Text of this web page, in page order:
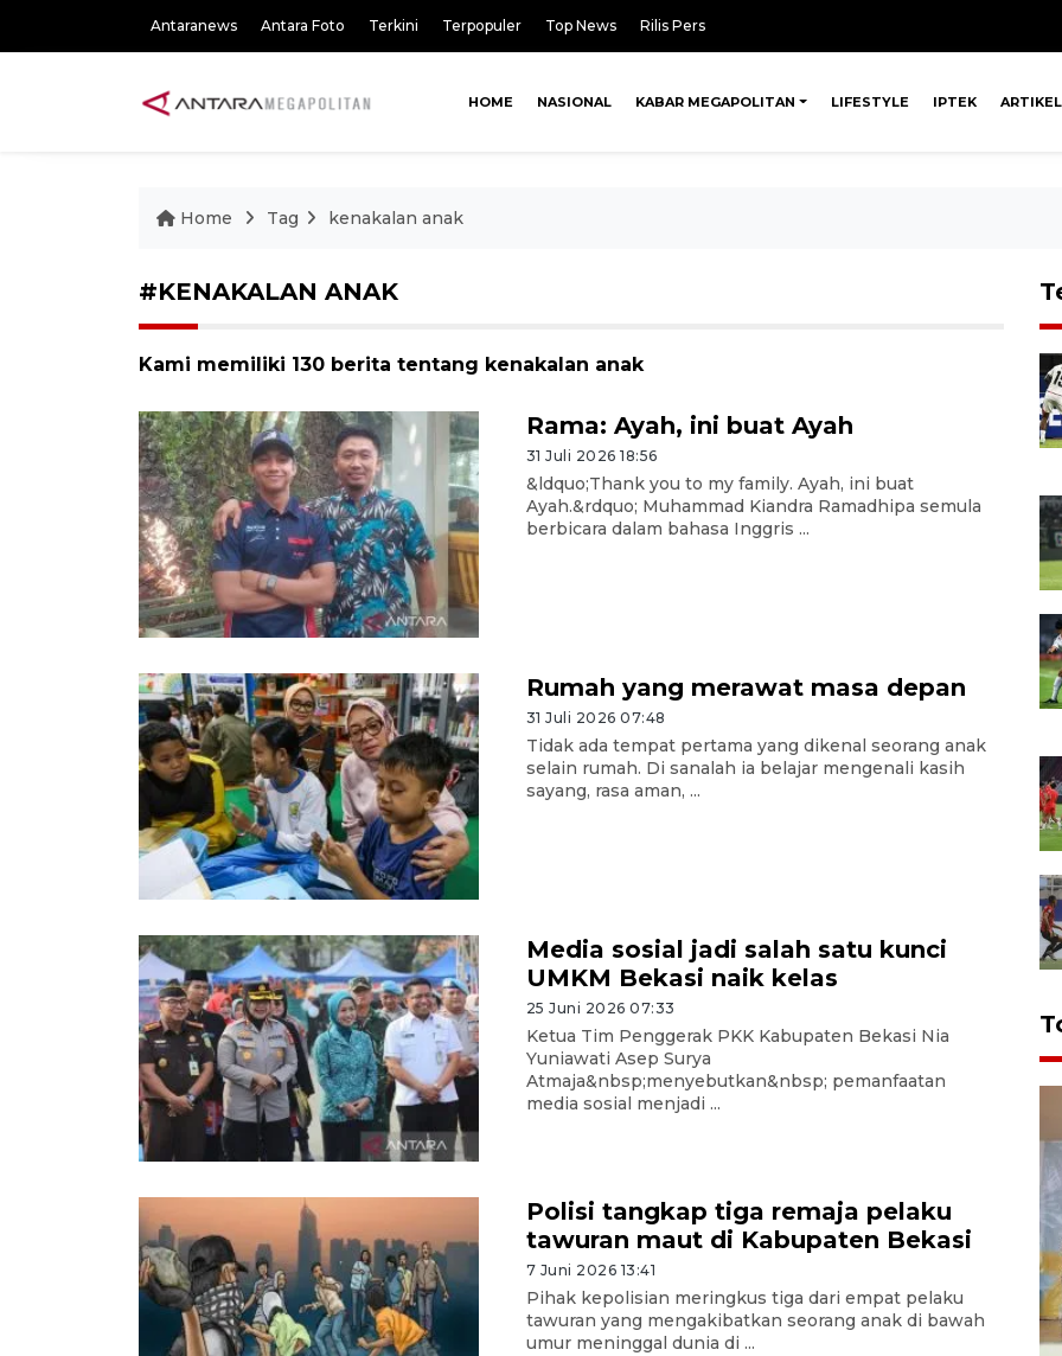
Antaranews Antara Foto Terkini Terpopuler Top News Rilis Pers
HOME NASIONAL KABAR MEGAPOLITAN LIFESTYLE IPTEK ARTIKEL
Home Tag kenakalan anak
#KENAKALAN ANAK
Kami memiliki 130 berita tentang kenakalan anak
Rama: Ayah, ini buat Ayah
31 Juli 2026 18:56
&ldquo;Thank you to my family. Ayah, ini buat
Ayah.&rdquo; Muhammad Kiandra Ramadhipa semula
berbicara dalam bahasa Inggris ...
Rumah yang merawat masa depan
31 Juli 2026 07:48
Tidak ada tempat pertama yang dikenal seorang anak
selain rumah. Di sanalah ia belajar mengenali kasih
sayang, rasa aman, ...
Media sosial jadi salah satu kunci
UMKM Bekasi naik kelas
25 Juni 2026 07:33
Ketua Tim Penggerak PKK Kabupaten Bekasi Nia
Yuniawati Asep Surya
Atmaja&nbsp;menyebutkan&nbsp; pemanfaatan
media sosial menjadi ...
Polisi tangkap tiga remaja pelaku
tawuran maut di Kabupaten Bekasi
7 Juni 2026 13:41
Pihak kepolisian meringkus tiga dari empat pelaku
tawuran yang mengakibatkan seorang anak di bawah
umur meninggal dunia di ...